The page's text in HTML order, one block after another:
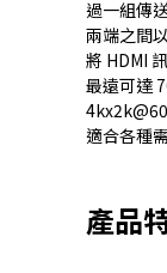
過一組傳
兩端之間
將 HDMI
最遠可達
適合各種
產品